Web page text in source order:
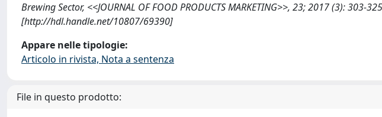
Brewing Sector, <<JOURNAL OF FOOD PRODUCTS MARKETING>>, 23; 2017 (3):
[http://hdl.handle.net/10807/69390]
Appare nelle tipologie:
Articolo in rivista, Nota a sentenza
File in questo prodotto: